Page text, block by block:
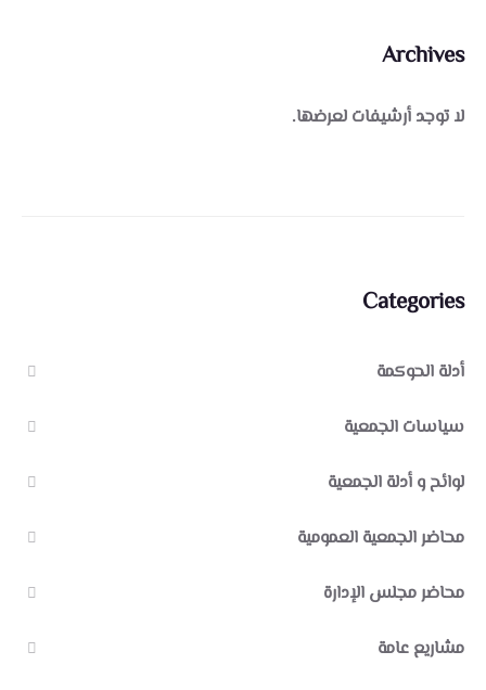
Archives
لا توجد أرشيفات لعرضها.
Categories
أدلة الحوكمة
سياسات الجمعية
لوائح و أدلة الجمعية
محاضر الجمعية العمومية
محاضر مجلس الإدارة
مشاريع عامة